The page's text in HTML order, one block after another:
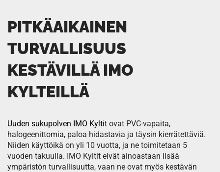
PITKÄAIKAINEN
TURVALLISUUS
KESTÄVILLÄ IMO
KYLTEILLÄ
Uuden sukupolven IMO Kyltit ovat PVC-vapaita,
halogeenittomia, paloa hidastavia ja täysin kierrätettäviä.
Niiden käyttöikä on yli 10 vuotta, ja ne toimitetaan 5
vuoden takuulla. IMO Kyltit eivät ainoastaan lisää
ympäristön turvallisuutta, vaan ne ovat myös kestävän